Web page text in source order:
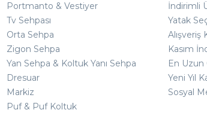
Portmanto & Vestiyer
Tv Sehpası
Orta Sehpa
Zigon Sehpa
Yan Sehpa & Koltuk Yanı Sehpa
Dresuar
Markiz
Puf & Puf Koltuk
İndirimli
Yatak
Alışveriş
Kasım
En Uzun
Yeni Yıl
Sosyal